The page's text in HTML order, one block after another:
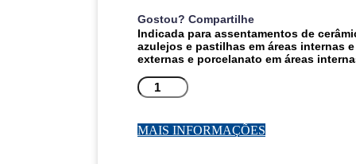
Gostou? Compartilhe
Indicada para assentamentos de
azulejos e pastilhas em áreas internas e
externas e porcelanato em áreas
Argamassa
Durax
AC
2
MAIS INFORMAÇÕES